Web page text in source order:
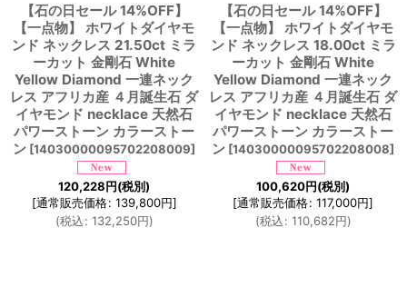
【石の日セール 14%OFF】
【一点物】 ホワイトダイヤモ
ンド ネックレス 21.50ct ミラ
ーカット 金剛石 White
Yellow Diamond 一連ネック
レス アフリカ産 ４月誕生石 ダ
イヤモンド necklace 天然石
パワーストーン カラーストー
ン [14030000095702208009]
120,228円(税別)
[通常販売価格: 139,800円]
(税込: 132,250円)
【石の日セール 14%OFF】
【一点物】 ホワイトダイヤモ
ンド ネックレス 18.00ct ミラ
ーカット 金剛石 White
Yellow Diamond 一連ネック
レス アフリカ産 ４月誕生石 ダ
イヤモンド necklace 天然石
パワーストーン カラーストー
ン [14030000095702208008]
100,620円(税別)
[通常販売価格: 117,000円]
(税込: 110,682円)